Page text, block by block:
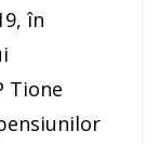
în
Tione